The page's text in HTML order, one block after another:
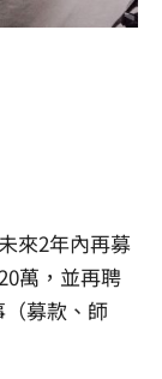
來2年內再募
萬，並再聘
募款、師